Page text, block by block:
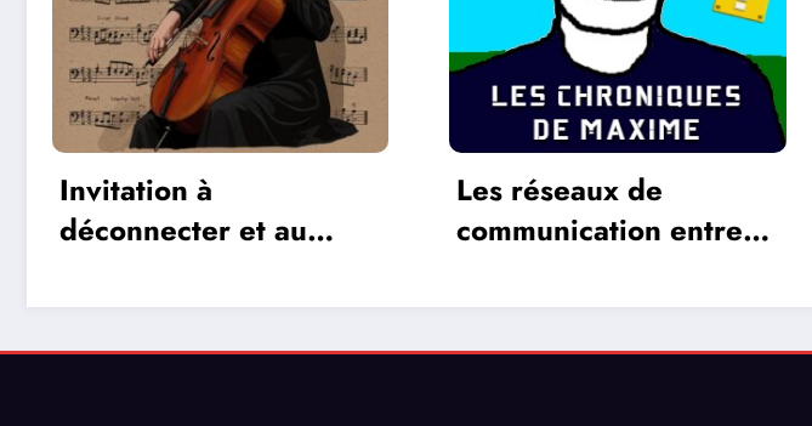
Les réseaux de
communication entre
La différence entre les
jeux 2 D et 3 D